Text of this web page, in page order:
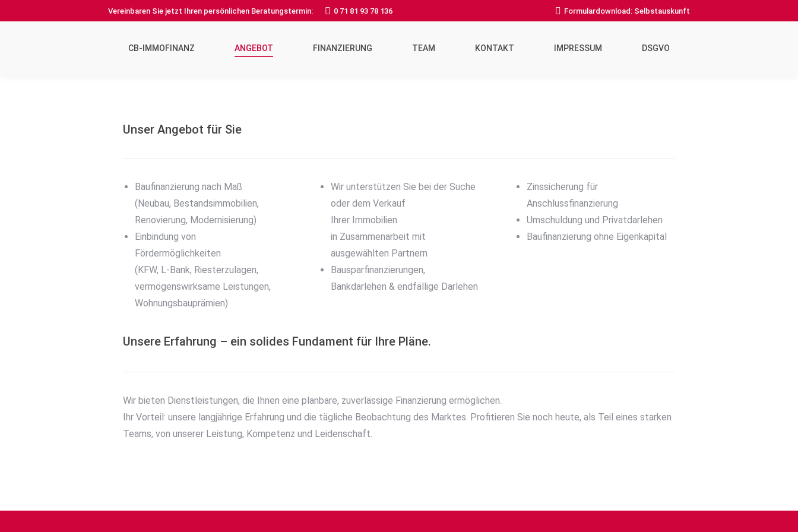
Vereinbaren Sie jetzt Ihren persönlichen Beratungstermin: 0 71 81 93 78 136 Formulardownload: Selbstauskunft
CB-IMMOFINANZ ANGEBOT FINANZIERUNG TEAM KONTAKT IMPRESSUM DSGVO
Unser Angebot für Sie
Baufinanzierung nach Maß
(Neubau, Bestandsimmobilien,
Renovierung, Modernisierung)
Einbindung von
Fördermöglichkeiten
(KFW, L-Bank, Riesterzulagen,
vermögenswirksame Leistungen,
Wohnungsbauprämien)
Wir unterstützen Sie bei der Suche
oder dem Verkauf
Ihrer Immobilien
in Zusammenarbeit mit
ausgewählten Partnern
Bausparfinanzierungen,
Bankdarlehen & endfällige Darlehen
Zinssicherung für
Anschlussfinanzierung
Umschuldung und Privatdarlehen
Baufinanzierung ohne Eigenkapital
Unsere Erfahrung – ein solides Fundament für Ihre Pläne.
Wir bieten Dienstleistungen, die Ihnen eine planbare, zuverlässige Finanzierung ermöglichen.
Ihr Vorteil: unsere langjährige Erfahrung und die tägliche Beobachtung des Marktes. Profitieren Sie noch heute, als Teil eines starken
Teams, von unserer Leistung, Kompetenz und Leidenschaft.